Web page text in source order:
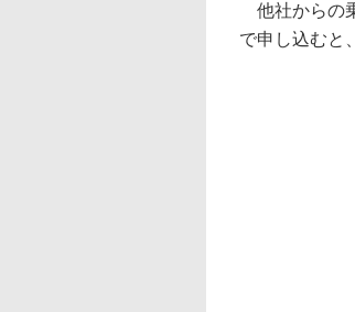
他社からの
で申し込むと